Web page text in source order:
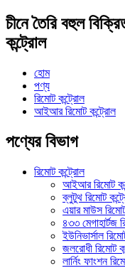
চীনে তৈরি বহুল
কন্ট্রোল
হোম
পণ্য
রিমোট কন্ট্রোল
আইআর রিমোট কন্ট্রোল
পণ্যের বিভাগ
রিমোট কন্ট্রোল
আইআর রিমোট
ব্লুটুথ রিমোট
এয়ার মাউস
৪৩৩ মেগাহার্টজ
ইউনিভার্সাল
জলরোধী রিমোট
লার্নিং ফাংশন